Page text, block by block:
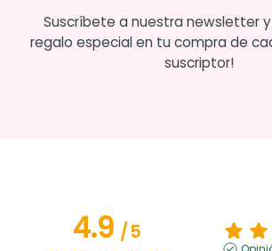
Suscríbete a nuestra newsletter
regalo especial en tu compra de
suscriptor!
4.9/5